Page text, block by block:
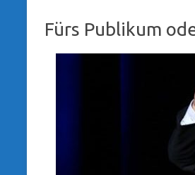
Fürs Publikum